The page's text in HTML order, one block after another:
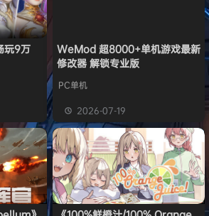
获取 20
获取 22
加入本站 7月30日
加入本站 11小时前
28 点积分
签到获取
加入本站 8月4日
玩9万
WeMod 超8000+单机游戏最新
修改器 解锁专业版
PC单机
2026-07-19